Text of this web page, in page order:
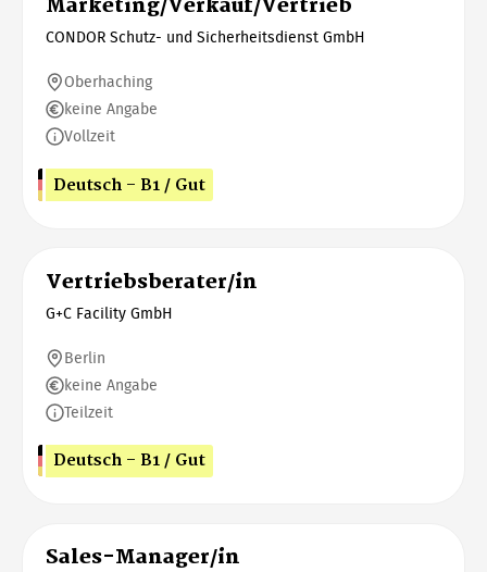
Marketing/Verkauf/Vertrieb
CONDOR Schutz- und Sicherheitsdienst GmbH
Oberhaching
keine Angabe
Vollzeit
Deutsch - B1 / Gut
Vertriebsberater/in
G+C Facility GmbH
Berlin
keine Angabe
Teilzeit
Deutsch - B1 / Gut
Sales-Manager/in